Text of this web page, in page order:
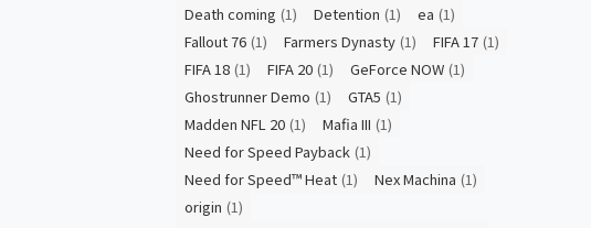
Death coming (1) Detention (1) ea (1)
Fallout 76 (1) Farmers Dynasty (1) FIFA 17 (1)
FIFA 18 (1) FIFA 20 (1) GeForce NOW (1)
Ghostrunner Demo (1) GTA5 (1)
Madden NFL 20 (1) Mafia III (1)
Need for Speed Payback (1)
Need for Speed™ Heat (1) Nex Machina (1)
origin (1)